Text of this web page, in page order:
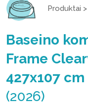
Produktai >
Baseino
Frame
427x107 cm
(2026)